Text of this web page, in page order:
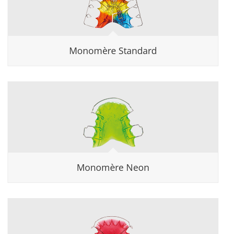
Monomère Standard
Monomère Neon